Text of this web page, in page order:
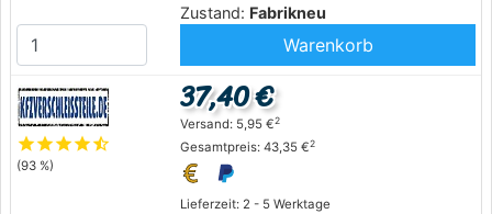
Zustand: Fabrikneu
Warenkorb
starstarstarstarstar_half
(93 %)
Lieferzeit: 2 - 5 Werktage
37,40 €
Versand: 5,95 €2
Gesamtpreis: 43,35 €2